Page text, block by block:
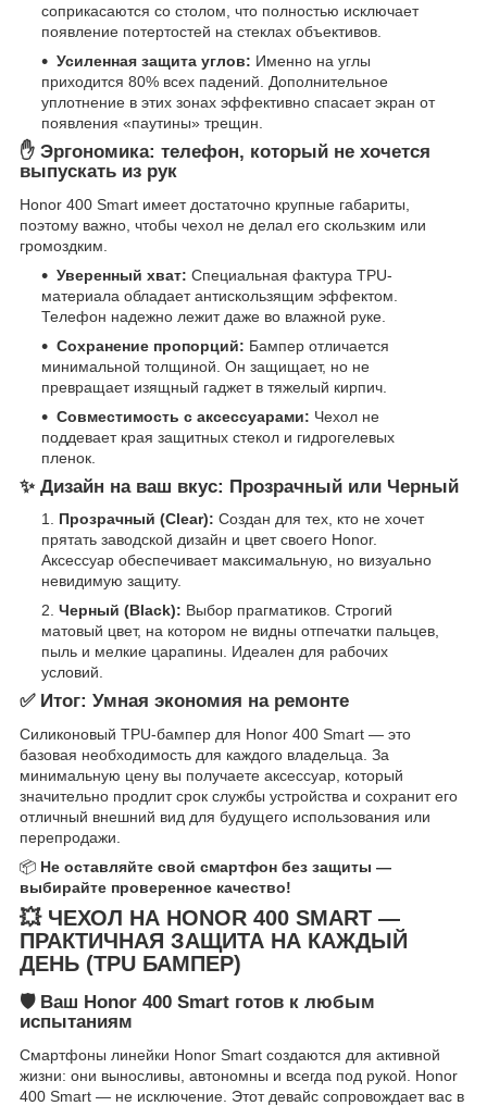
соприкасаются со столом, что полностью исключает
появление потертостей на стеклах объективов.
Усиленная защита углов: Именно на углы
приходится 80% всех падений. Дополнительное
уплотнение в этих зонах эффективно спасает экран от
появления «паутины» трещин.
✋ Эргономика: телефон, который не хочется
выпускать из рук
Honor 400 Smart имеет достаточно крупные габариты,
поэтому важно, чтобы чехол не делал его скользким или
громоздким.
Уверенный хват: Специальная фактура TPU-
материала обладает антискользящим эффектом.
Телефон надежно лежит даже во влажной руке.
Сохранение пропорций: Бампер отличается
минимальной толщиной. Он защищает, но не
превращает изящный гаджет в тяжелый кирпич.
Совместимость с аксессуарами: Чехол не
поддевает края защитных стекол и гидрогелевых
пленок.
✨ Дизайн на ваш вкус: Прозрачный или Черный
Прозрачный (Clear): Создан для тех, кто не хочет
прятать заводской дизайн и цвет своего Honor.
Аксессуар обеспечивает максимальную, но визуально
невидимую защиту.
Черный (Black): Выбор прагматиков. Строгий
матовый цвет, на котором не видны отпечатки пальцев,
пыль и мелкие царапины. Идеален для рабочих
условий.
✅ Итог: Умная экономия на ремонте
Силиконовый TPU-бампер для Honor 400 Smart — это
базовая необходимость для каждого владельца. За
минимальную цену вы получаете аксессуар, который
значительно продлит срок службы устройства и сохранит его
отличный внешний вид для будущего использования или
перепродажи.
📦 Не оставляйте свой смартфон без защиты —
выбирайте проверенное качество!
💥 ЧЕХОЛ НА HONOR 400 SMART —
ПРАКТИЧНАЯ ЗАЩИТА НА КАЖДЫЙ
ДЕНЬ (TPU БАМПЕР)
🛡️ Ваш Honor 400 Smart готов к любым
испытаниям
Смартфоны линейки Honor Smart создаются для активной
жизни: они выносливы, автономны и всегда под рукой. Honor
400 Smart — не исключение. Этот девайс сопровождает вас в